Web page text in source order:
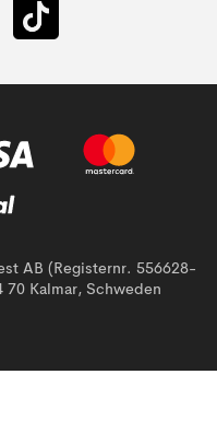
AB (Registernr. 556628-
70 Kalmar, Schweden